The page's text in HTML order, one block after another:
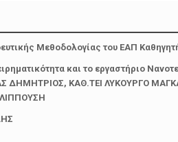
Μεθοδολογίας του ΕΑΠ
και το εργαστήριο
ΔΗΜΗΤΡΙΟΣ, ΚΑΘ.ΤΕΙ ΛΥΚΟΥΡΓΟ